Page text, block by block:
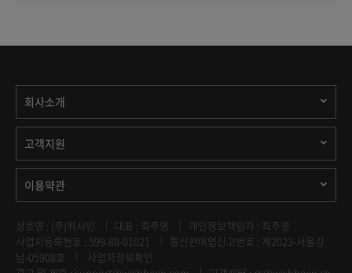
회사소개
고객지원
이용약관
상호명 : (주)위시빈 대표 : 최주영
개인정보책임자 : 최주영
사업자등록번호 : 599-88-01021
통신판매업신고번호 : 제2023-서울강
남-05908호
사업자정보확인